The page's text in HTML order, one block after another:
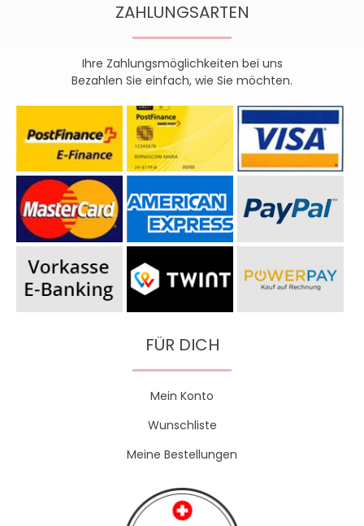
ZAHLUNGSARTEN
Ihre Zahlungsmöglichkeiten bei uns
Bezahlen Sie einfach, wie Sie möchten.
FÜR DICH
Mein Konto
Wunschliste
Meine Bestellungen